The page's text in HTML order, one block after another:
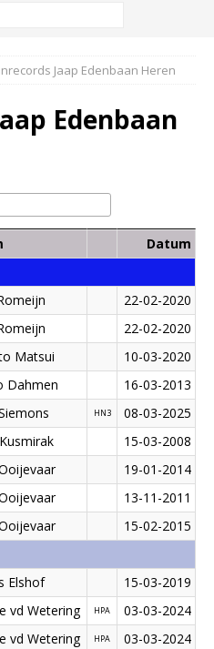
Jaap Edenbaan Heren
Edenbaan
Datum
22-02-2020
22-02-2020
Matsui
10-03-2020
Dahmen
16-03-2013
HN3
08-03-2025
15-03-2008
19-01-2014
13-11-2011
15-02-2015
Elshof
15-03-2019
vd Wetering HPA
03-03-2024
vd Wetering HPA
03-03-2024